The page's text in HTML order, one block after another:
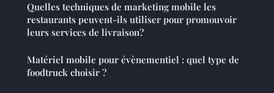
Quelles techniques de marketing mobile les
restaurants peuvent-ils utiliser pour promouvoir
leurs services de livraison?
Matériel mobile pour évènementiel : quel type de
foodtruck choisir ?